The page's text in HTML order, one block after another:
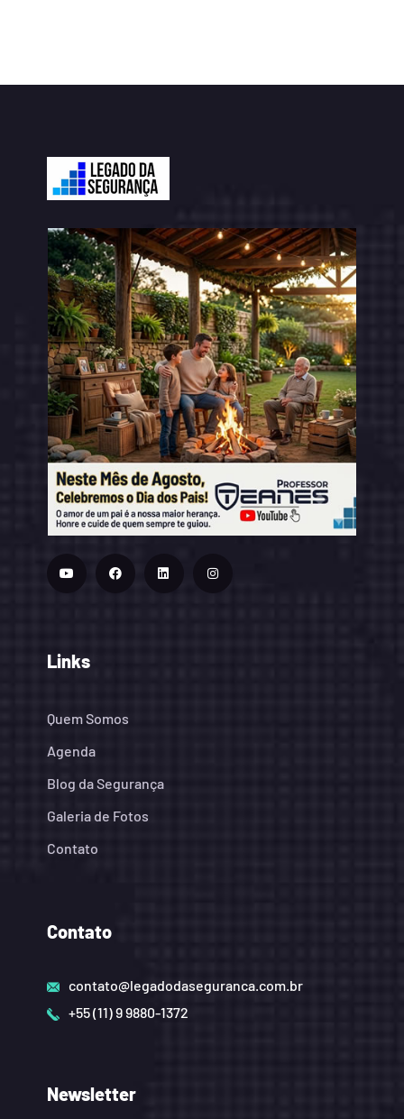
Links
Quem Somos
Agenda
Blog da Segurança
Galeria de Fotos
Contato
Contato
contato@legadodaseguranca.com.br
+55 (11) 9 9880-1372
Newsletter